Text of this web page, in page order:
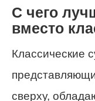
С чего
вместо
Классические
сверху,